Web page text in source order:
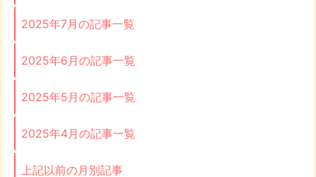
2025年7月の記事一覧
2025年6月の記事一覧
2025年5月の記事一覧
2025年4月の記事一覧
上記以前の月別記事